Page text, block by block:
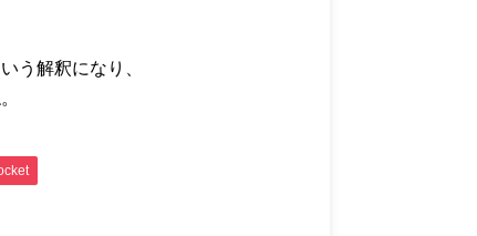
う解釈になり、